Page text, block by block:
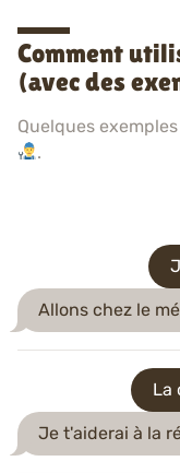
Comment
(avec des
Quelques
.
Allons chez le
La
Je t'aiderai à la